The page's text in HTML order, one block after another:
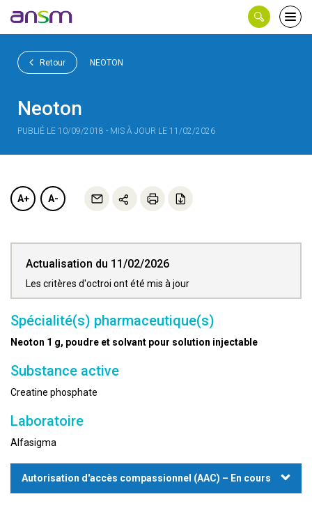
le
Retour NEOTON
Neoton
PUBLIÉ LE 10/09/2018 - MIS À JOUR LE 11/02/2026
A+ A-
Actualisation du 11/02/2026
Les critères d'octroi ont été mis à jour
Spécialité(s) pharmaceutique(s)
Neoton 1 g, poudre et solvant pour solution injectable
Substance active
Creatine phosphate
Laboratoire
Alfasigma
Autorisation d'accès compassionnel (AAC) – En cours